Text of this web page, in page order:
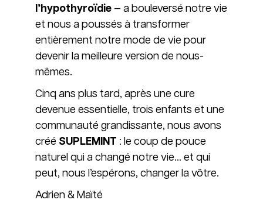
l’hypothyroïdie — a bouleversé notre vie
et nous a poussés à transformer
entièrement notre mode de vie pour
devenir la meilleure version de nous-
mêmes.
Cinq ans plus tard, après une cure
devenue essentielle, trois enfants et une
communauté grandissante, nous avons
créé SUPLEMINT : le coup de pouce
naturel qui a changé notre vie… et qui
peut, nous l’espérons, changer la vôtre.
Adrien & Maïté